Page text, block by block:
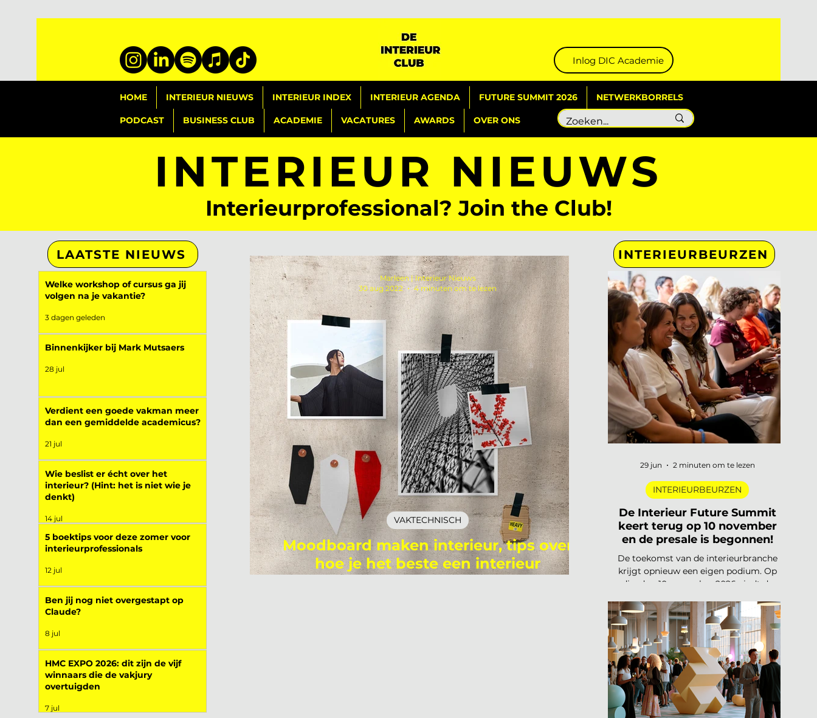
Inlog DIC Academie
HOME INTERIEUR NIEUWS INTERIEUR INDEX INTERIEUR AGENDA FUTURE SUMMIT 2026 NETWERKBORRELS
PODCAST BUSINESS CLUB ACADEMIE VACATURES AWARDS OVER ONS
INTERIEUR NIEUWS
Interieurprofessional? Join the Club!
LAATSTE NIEUWS
Welke workshop of cursus ga jij
volgen na je vakantie?
3 dagen geleden
Binnenkijker bij Mark Mutsaers
28 jul
Verdient een goede vakman meer
dan een gemiddelde academicus?
21 jul
Wie beslist er écht over het
interieur? (Hint: het is niet wie je
denkt)
14 jul
5 boektips voor deze zomer voor
interieurprofessionals
12 jul
Ben jij nog niet overgestapt op
Claude?
8 jul
HMC EXPO 2026: dit zijn de vijf
winnaars die de vakjury
overtuigden
7 jul
Moodboard maken interieur, tips over
hoe je het beste een interieur
VAKTECHNISCH
Marleen | Interieur Nieuws
30 aug 2022
4 minuten om te lezen
INTERIEURBEURZEN
De Interieur Future Summit
keert terug op 10 november
en de presale is begonnen!
De toekomst van de interieurbranche
krijgt opnieuw een eigen podium. Op
dinsdag 10 november 2026 vindt de
Summit plaats, dit keer in Vianen. Een
dag waarop de hele branche
samenkomt om vooruit te kijken naar
waar ons vak naartoe beweegt. De
presale is gestart en er zijn vijftig tickets
beschikbaar voor 75 euro, daarna gaat
de prijs naar 125 euro. De Interieur
Future Summit keert terug op 10
november en de presale is begonnen!
INTERIEURBEURZEN
29 jun 2 minuten om te lezen